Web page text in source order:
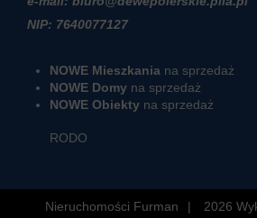
NIP: 7640077127
NOWE Mieszkania na sprzedaż
NOWE Domy na sprzedaż
NOWE Obiekty na sprzedaż
RODO
Nieruchomości Furman 2026